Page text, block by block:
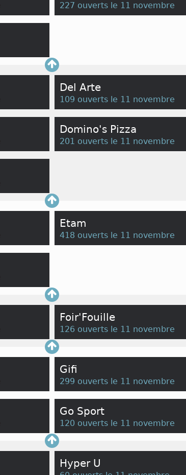
227 ouverts le 11 novembre
Del Arte
109 ouverts le 11 novembre
Domino's Pizza
201 ouverts le 11 novembre
Etam
418 ouverts le 11 novembre
Foir'Fouille
126 ouverts le 11 novembre
Gifi
299 ouverts le 11 novembre
Go Sport
120 ouverts le 11 novembre
Hyper U